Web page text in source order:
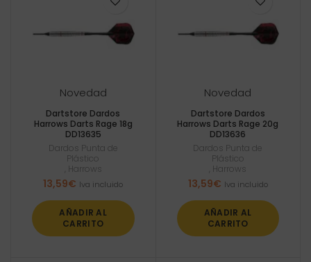
Novedad
Dartstore Dardos
Harrows Darts Rage 18g
DD13635
Dardos Punta de
Plástico
Harrows
13,59€ Iva incluido
AÑADIR AL
CARRITO
Novedad
Dartstore Dardos
Harrows Darts Rage 20g
DD13636
Dardos Punta de
Plástico
Harrows
13,59€ Iva incluido
AÑADIR AL
CARRITO